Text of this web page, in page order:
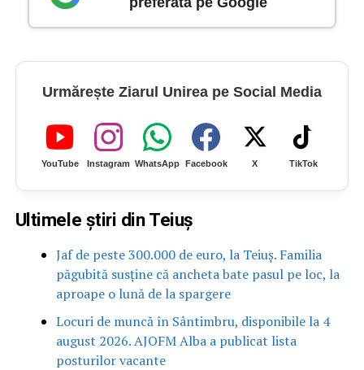
Urmărește Ziarul Unirea pe Social Media
YouTube Instagram WhatsApp Facebook X TikTok
Ultimele știri din Teiuș
Jaf de peste 300.000 de euro, la Teiuș. Familia
păgubită susține că ancheta bate pasul pe loc, la
aproape o lună de la spargere
Locuri de muncă în Sântimbru, disponibile la 4
august 2026. AJOFM Alba a publicat lista
posturilor vacante